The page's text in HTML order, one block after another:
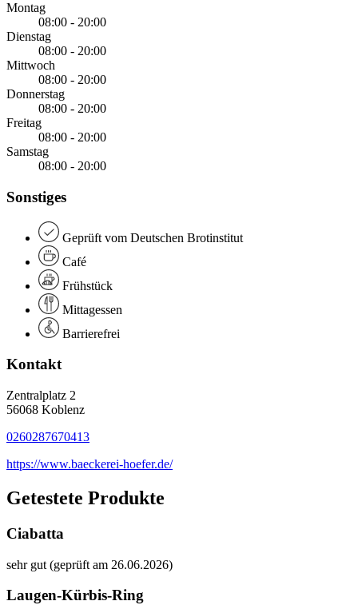
Montag
08:00 - 20:00
Dienstag
08:00 - 20:00
Mittwoch
08:00 - 20:00
Donnerstag
08:00 - 20:00
Freitag
08:00 - 20:00
Samstag
08:00 - 20:00
Sonstiges
Geprüft vom Deutschen Brotinstitut
Café
Frühstück
Mittagessen
Barrierefrei
Kontakt
Zentralplatz 2
56068 Koblenz
0260287670413
https://www.baeckerei-hoefer.de/
Getestete Produkte
Ciabatta
sehr gut (geprüft am 26.06.2026)
Laugen-Kürbis-Ring